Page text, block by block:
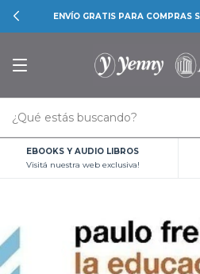
ENVÍO GRATIS PARA COMPRAS
EBOOKS Y AUDIO LIBROS
Visitá nuestra web exclusiva!